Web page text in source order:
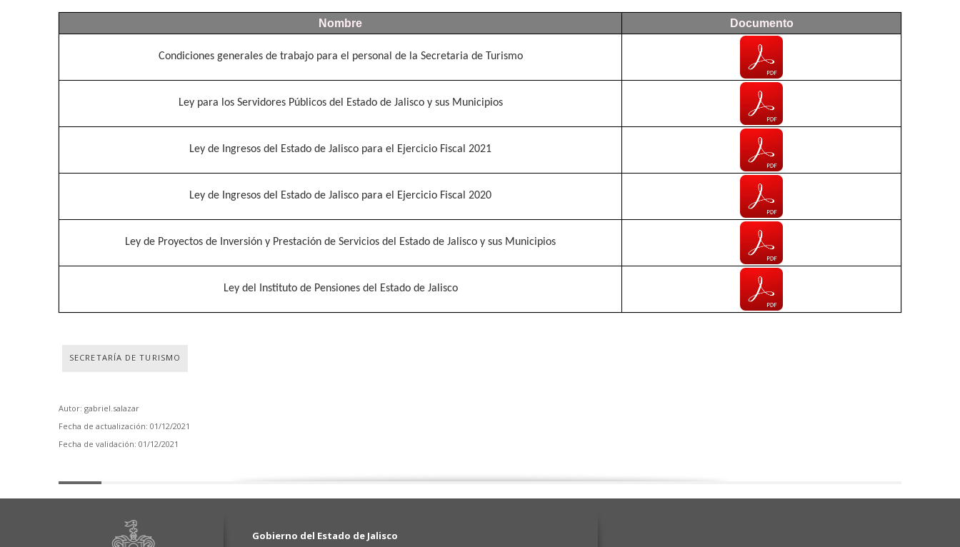
Nombre Documento
Condiciones generales de trabajo para el personal de la Secretaria de Turismo
Ley para los Servidores Públicos del Estado de Jalisco y sus Municipios
Ley de Ingresos del Estado de Jalisco para el Ejercicio Fiscal 2021
Ley de Ingresos del Estado de Jalisco para el Ejercicio Fiscal 2020
Ley de Proyectos de Inversión y Prestación de Servicios del Estado de Jalisco y sus Municipios
Ley del Instituto de Pensiones del Estado de Jalisco
SECRETARÍA DE TURISMO
Autor: gabriel.salazar
Fecha de actualización: 01/12/2021
Fecha de validación: 01/12/2021
Gobierno del Estado de Jalisco